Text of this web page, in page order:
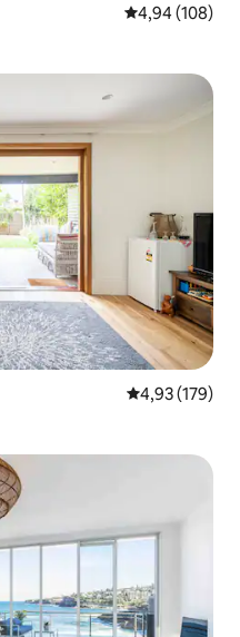
Évaluation
4,94 (108)
Évaluation
4,93 (179)